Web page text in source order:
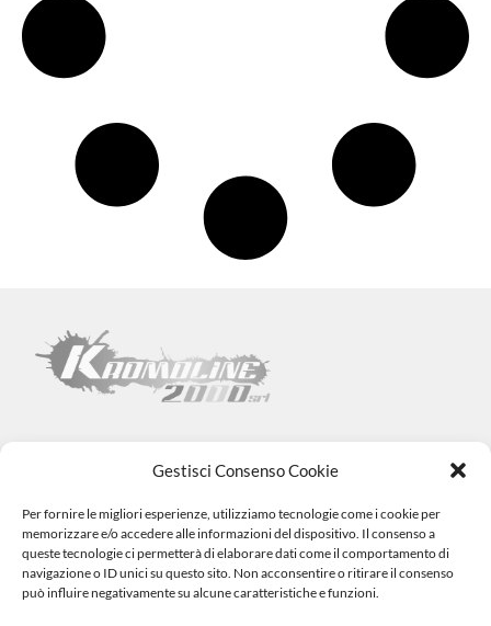
Gestisci Consenso Cookie
Per fornire le migliori esperienze, utilizziamo tecnologie come i cookie per
memorizzare e/o accedere alle informazioni del dispositivo. Il consenso a
queste tecnologie ci permetterà di elaborare dati come il comportamento di
navigazione o ID unici su questo sito. Non acconsentire o ritirare il consenso
può influire negativamente su alcune caratteristiche e funzioni.
Kromoline 2000 SRL
Via L. Tabellione, 1 (47891) Falciano – SAN MARINO –COE
SM06838
Registro e-commerce n.1002 dal 15/06/23
info@kromovernici.com+39 339 136 08730549 909508